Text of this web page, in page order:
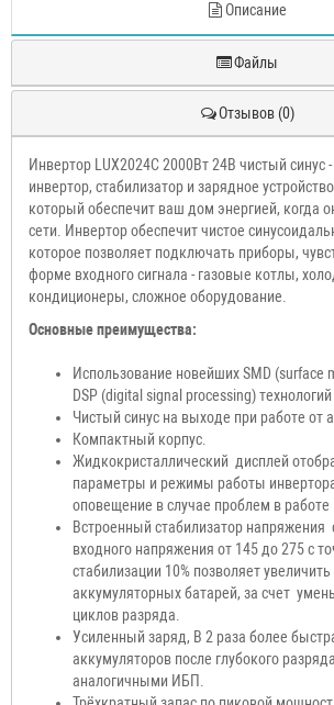
Описание
Файлы
Отзывов (0)
Инвертор LUX2024C 2000Вт 24В чистый
инвертор, стабилизатор и зарядное
который обеспечит ваш дом энергией, когда
сети. Инвертор обеспечит чистое
которое позволяет подключать приборы,
форме входного сигнала - газовые котлы,
кондиционеры, сложное оборудование.
Основные преимущества:
Использование новейших SMD (surface
DSP (digital signal processing) технологий
Чистый синус на выходе при работе от
Компактный корпус.
Жидкокристаллический дисплей
параметры и режимы работы
оповещение в случае проблем в работе
Встроенный стабилизатор напряжения
входного напряжения от 145 до 275 с
стабилизации 10% позволяет
аккумуляторных батарей, за счет
циклов разряда.
Усиленный заряд, В 2 раза более
аккумуляторов после глубокого
аналогичными ИБП.